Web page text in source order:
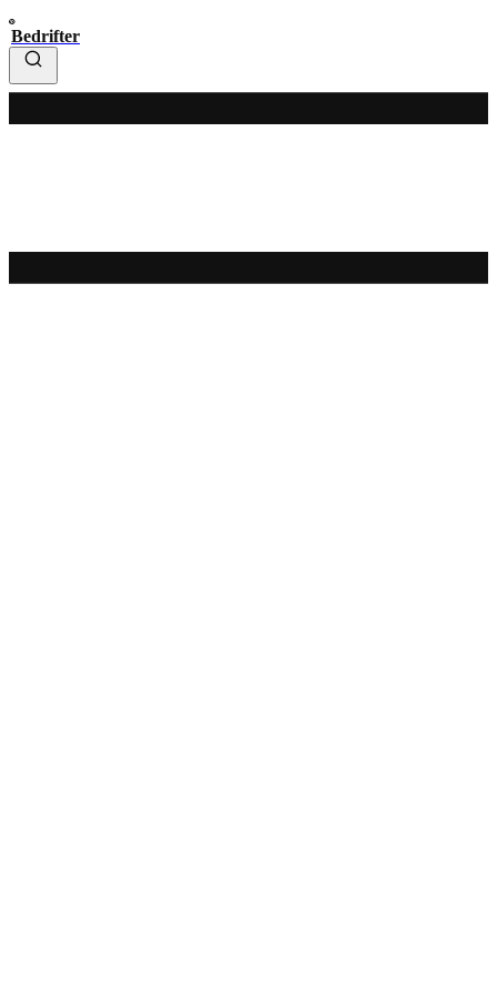
Bedrifter